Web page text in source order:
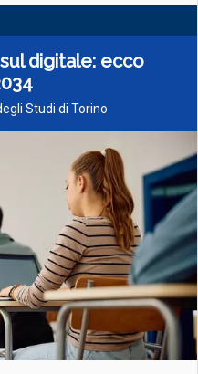
digitale: ecco
Studi di Torino